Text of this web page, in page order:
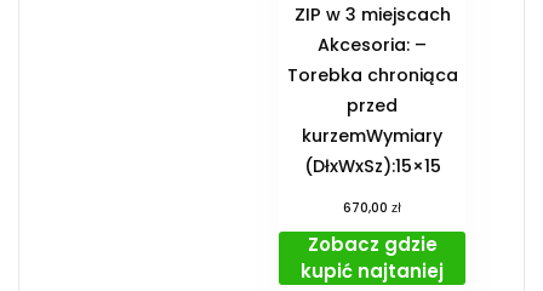
ZIP w 3 miejscach
Akcesoria: –
Torebka chroniąca
przed
kurzemWymiary
(DłxWxSz):15×15
670,00zł
Zobacz gdzie
kupić najtaniej